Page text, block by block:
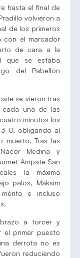
hasta el final de
volvieron a
de los primeros
con el marcador
de cara a la
que se estaba
del Pabellón
se vieron tras
una de las
minutos los
0, obligando al
muerto. Tras las
Medina y
Ampate San
la máxima
palos, Maksim
e incluso
a torcer y
el primer puesto
derrota no es
reduciendo